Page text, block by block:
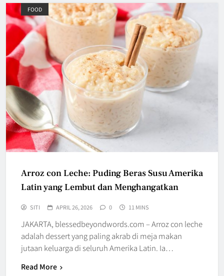
FOOD
Arroz con Leche: Puding Beras Susu Amerika
Latin yang Lembut dan Menghangatkan
SITI APRIL 26, 2026 0 11 MINS
JAKARTA, blessedbeyondwords.com – Arroz con leche
adalah dessert yang paling akrab di meja makan
jutaan keluarga di seluruh Amerika Latin. Ia…
Read More